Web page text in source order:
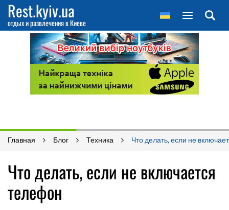
Rest.kyiv.ua
отдых и развлечения в Киеве
Главная Блог Техника Что делать, если не
Что делать, если не включается
телефон